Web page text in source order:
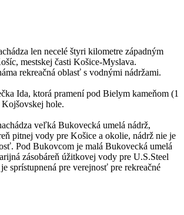
len necelé štyri kilometre západným
mestskej časti Košice-Myslava.
rekreačná oblasť s vodnými nádržami.
Ida, ktorá pramení pod Bielym kameňom (1
hole.
veľká Bukovecká umelá nádrž,
pitnej vody pre Košice a okolie, nádrž nie je
Pod Bukovcom je malá Bukovecká umelá
zásobáreň úžitkovej vody pre U.S.Steel
sprístupnená pre verejnosť pre rekreačné